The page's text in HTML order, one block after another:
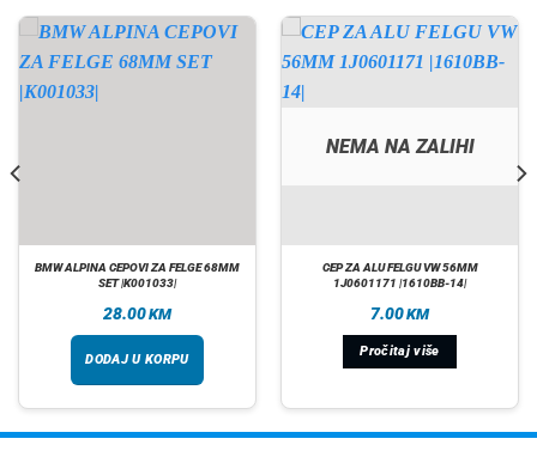
BMW ALPINA CEPOVI ZA FELGE 68MM
SET |K001033|
28.00KM
DODAJ U KORPU
NEMA NA ZALIHI
CEP ZA ALU FELGU VW 56MM
1J0601171 |1610BB-14|
7.00KM
Pročitaj više